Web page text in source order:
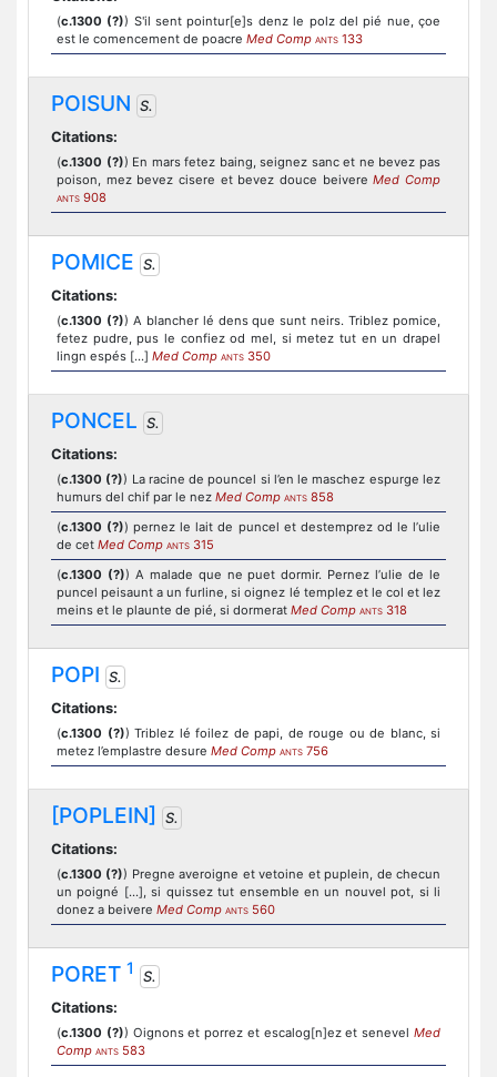
(c.1300 (?)) S'il sent pointur[e]s denz le polz del pié nue, çoe
est le comencement de poacre Med Comp ANTS 133
POISUN S.
Citations:
(c.1300 (?)) En mars fetez baing, seignez sanc et ne bevez pas
poison, mez bevez cisere et bevez douce beivereMed Comp
ANTS 908
POMICE S.
Citations:
(c.1300 (?)) A blancher lé dens que sunt neirs. Triblez pomice,
fetez pudre, pus le confiez od mel, si metez tut en un drapel
lingn espés [...] Med Comp ANTS 350
PONCEL S.
Citations:
(c.1300 (?)) La racine de pouncel si l’en le maschez espurge lez
humurs del chif par le nez Med Comp ANTS 858
(c.1300 (?)) pernez le lait de puncel et destemprez od le l’ulie
de cet Med Comp ANTS 315
(c.1300 (?)) A malade que ne puet dormir. Pernez l’ulie de le
puncel peisaunt a un furline, si oignez lé templez et le col et lez
meins et le plaunte de pié, si dormerat Med Comp ANTS 318
POPI S.
Citations:
(c.1300 (?)) Triblez lé foilez de papi, de rouge ou de blanc, si
metez l’emplastre desure Med Comp ANTS 756
[POPLEIN]
S.
Citations:
(c.1300 (?)) Pregne averoigne et vetoine et puplein, de checun
un poigné [...], si quissez tut ensemble en un nouvel pot, si li
donez a beivere Med Comp ANTS 560
PORET 1
S.
Citations:
(c.1300 (?)) Oignons et porrez et escalog[n]ez et senevelMed
Comp ANTS 583